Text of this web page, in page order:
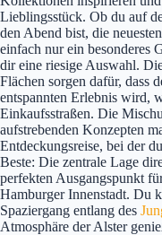
Lieblingsstück. Ob du auf
den Abend bist, die
einfach nur ein besonderes
dir eine riesige Auswahl.
Flächen sorgen dafür, dass
entspannten Erlebnis wird,
Einkaufsstraßen. Die
aufstrebenden Konzepten
Entdeckungsreise, bei der
Beste: Die zentrale Lage
perfekten Ausgangspunkt
Hamburger Innenstadt. Du
Spaziergang entlang des
Atmosphäre der Alster